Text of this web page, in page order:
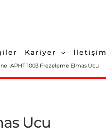
Kariyer İletişim
APHT 1003 Frezeleme Elmas Ucu
Ucu